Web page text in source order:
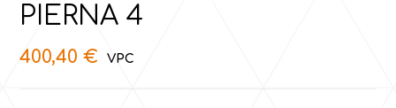
PIERNA 4
400,40€